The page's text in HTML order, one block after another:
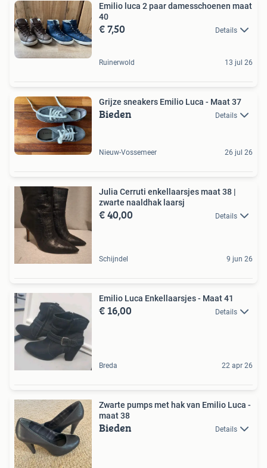
Emilio luca 2 paar damesschoenen maat
40
€ 7,50 Details
Ruinerwold 13 jul 26
Grijze sneakers Emilio Luca - Maat 37
Bieden Details
Nieuw-Vossemeer 26 jul 26
Julia Cerruti enkellaarsjes maat 38 |
zwarte naaldhak laarsj
€ 40,00 Details
Schijndel 9 jun 26
Emilio Luca Enkellaarsjes - Maat 41
€ 16,00 Details
Breda 22 apr 26
Zwarte pumps met hak van Emilio Luca -
maat 38
Bieden Details